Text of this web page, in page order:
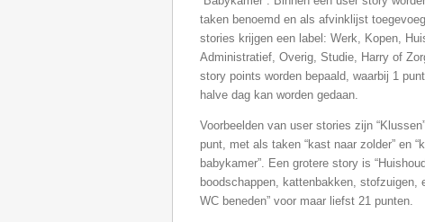
taken benoemd en als afvinklijst
stories krijgen een label: Werk, Kopen,
Administratief, Overig, Studie, Harry of
story points worden bepaald, waarbij 1
halve dag kan worden gedaan.
Voorbeelden van user stories zijn
punt, met als taken “kast naar zolder” en
babykamer”. Een grotere story is
boodschappen, kattenbakken, stofzuigen,
WC beneden” voor maar liefst 21 punten.